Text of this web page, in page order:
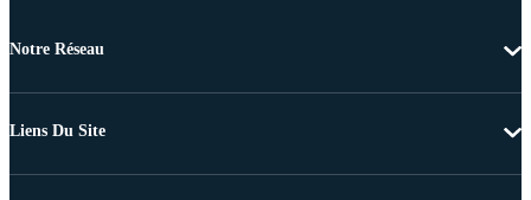
Notre Réseau
Liens Du Site